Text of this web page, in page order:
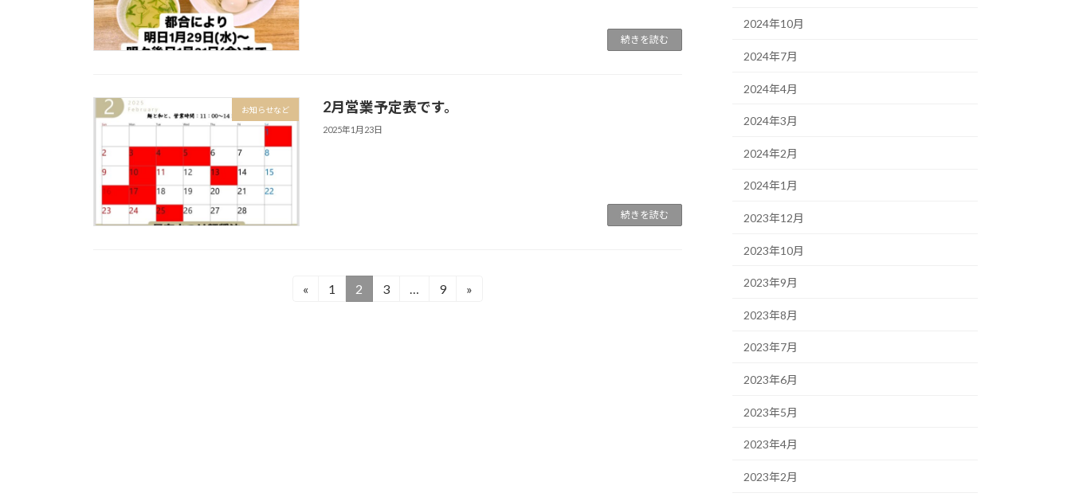
続きを読む
お知らせなど 2月営業予定表です。
2025年1月23日
続きを読む
«
固
1
固
2
固
3 …
固
9 »
2024年10月
2024年7月
2024年4月
2024年3月
2024年2月
2024年1月
2023年12月
2023年10月
2023年9月
2023年8月
2023年7月
2023年6月
2023年5月
2023年4月
2023年2月